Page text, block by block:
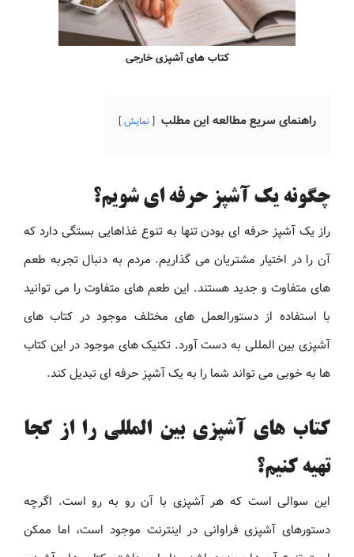
کتاب های آشپزی خارجی
راهنمای سریع مطالعه این مطلب نمایش
چگونه یک آشپز حرفه ای شویم؟
راز یک آشپز حرفه ای بودن تنها به تنوع غذاهایی بستگی دارد که
آن را در اختیار مشتریان می گذاریم. مردم به دنبال تجربه طعم
های متفاوت و جدید هستند. این طعم های متفاوت را می توانید
با استفاده از دستورالعمل های مختلف موجود در کتاب های
آشپزی بین المللی به دست آورد. تکنیک های موجود در این کتاب
ها به خوبی می تواند شما را به یک آشپز حرفه ای تبدیل کند.
کتاب های آشپزی بین المللی را از کجا
تهیه کنیم؟
این سوالی است که هر آشپزی با آن رو به رو است. اگرچه
دستورهای آشپزی فراوانی در اینترنت موجود است، اما ممکن